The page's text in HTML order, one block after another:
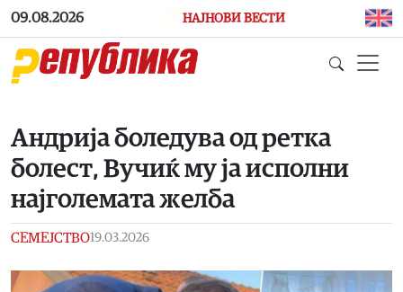
Skip to main content
09.08.2026 НАЈНОВИ ВЕСТИ
Андрија боледува од ретка
болест, Вучиќ му ја исполни
најголемата желба
СЕМЕЈСТВО19.03.2026